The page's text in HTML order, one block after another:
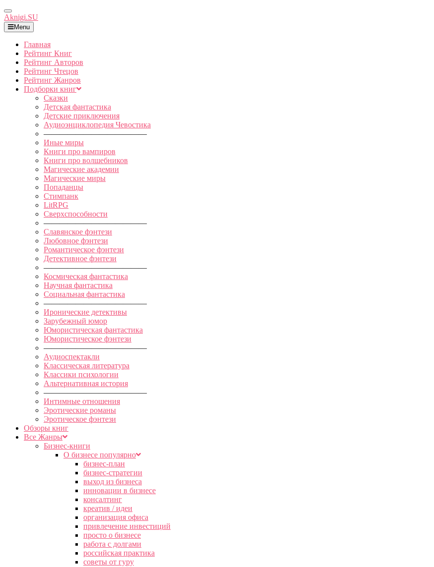
Toggle
Navigation
Aknigi.SU
Menu
Главная
Рейтинг Книг
Рейтинг Авторов
Рейтинг Чтецов
Рейтинг Жанров
Подборки книг
Сказки
Детская фантастика
Детские приключения
Аудиоэнциклопедия Чевостика
—————————————
Иные миры
Книги про вампиров
Книги про волшебников
Магические академии
Магические миры
Попаданцы
Стимпанк
LitRPG
Сверхспособности
—————————————
Славянское фэнтези
Любовное фэнтези
Романтическое фэнтези
Детективное фэнтези
—————————————
Космическая фантастика
Научная фантастика
Социальная фантастика
—————————————
Иронические детективы
Зарубежный юмор
Юмористическая фантастика
Юмористическое фэнтези
—————————————
Аудиоспектакли
Классическая литература
Классики психологии
Альтернативная история
—————————————
Интимные отношения
Эротические романы
Эротическое фэнтези
Обзоры книг
Все Жанры
Бизнес-книги
О бизнесе популярно
бизнес-план
бизнес-стратегии
выход из бизнеса
инновации в бизнесе
консалтинг
креатив / идеи
организация офиса
привлечение инвестиций
просто о бизнесе
работа с долгами
российская практика
советы от гуру